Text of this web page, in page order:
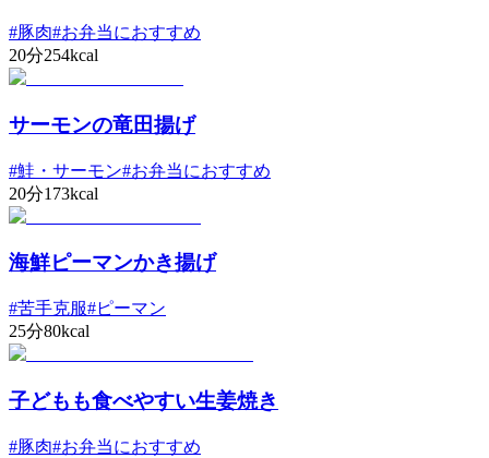
#豚肉#お弁当におすすめ
20分254kcal
サーモンの竜田揚げ
#鮭・サーモン#お弁当におすすめ
20分173kcal
海鮮ピーマンかき揚げ
#苦手克服#ピーマン
25分80kcal
子どもも食べやすい生姜焼き
#豚肉#お弁当におすすめ